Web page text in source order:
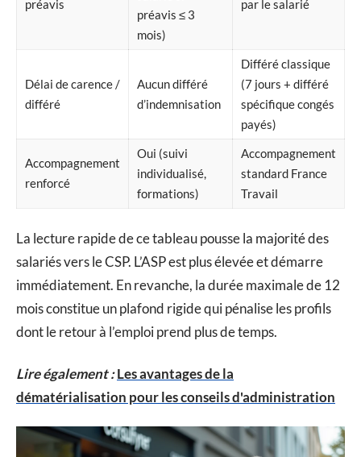
préavis
préavis ≤ 3
mois)
par le salarié
Délai de carence /
différé
Aucun différé
d’indemnisation
Différé classique
(7 jours + différé
spécifique congés
payés)
Accompagnement
renforcé
Oui (suivi
individualisé,
formations)
Accompagnement
standard France
Travail
La lecture rapide de ce tableau pousse la majorité des
salariés vers le CSP. L’ASP est plus élevée et démarre
immédiatement. En revanche, la durée maximale de 12
mois constitue un plafond rigide qui pénalise les profils
dont le retour à l’emploi prend plus de temps.
Lire également :Les avantages de la
dématérialisation pour les conseils d'administration